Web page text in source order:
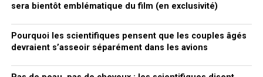
sera bientôt emblématique du film (en exclusivité)
Pourquoi les scientifiques pensent que les couples âgés
devraient s’asseoir séparément dans les avions